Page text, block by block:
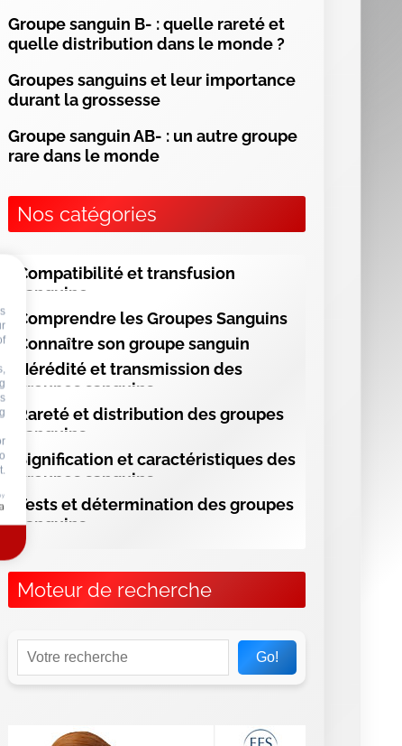
Groupe sanguin B- : quelle rareté et
quelle distribution dans le monde ?
Groupes sanguins et leur importance
durant la grossesse
Groupe sanguin AB- : un autre groupe
rare dans le monde
Nos catégories
Compatibilité et transfusion
sanguine
Comprendre les Groupes Sanguins
Connaître son groupe sanguin
Hérédité et transmission des
groupes sanguins
Rareté et distribution des groupes
sanguins
Signification et caractéristiques des
groupes sanguins
Tests et détermination des groupes
sanguins
Moteur de recherche
Go!